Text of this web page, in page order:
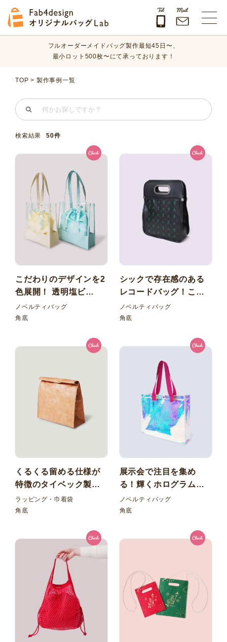
オリジナルバッグのデザイン、素材、数量、納期など、
まずはお気軽にご相談ください！
フルオーダーメイドバッグ製作最短45日〜、
最小ロット500枚〜にて承っております！
オリジナルバッグのデザイン、素材、数量、納期など、
TOP > 製作事例一覧
検索結果 50件
こだわりのデザインを2
色展開！ 透明塩ビ
（PVC）角底バッグ+サ
テンオーガンジー 二重
ノベルティバッグ
角底
シックで存在感のある
レコードバッグ！こだ
わりのオリジナル合皮
角底バッグ 小判抜き
ノベルティバッグ
角底
くるくる留める仕様が
特徴のタイベック製パ
ッケージバッグ
ラッピング・巾着袋
角底
展示会で注目を集め
る！輝くホログラム
PVC角底バッグ
ノベルティバッグ
角底